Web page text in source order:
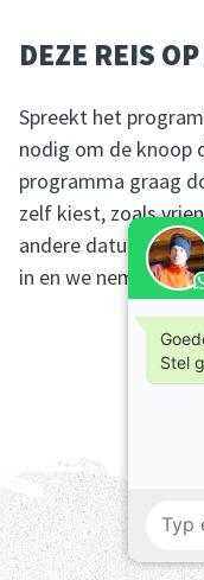
DEZE REIS
Spreekt het
nodig om de knoop
programma graag
zelf kiest, zoals
andere datum beter
in en we nemen zo